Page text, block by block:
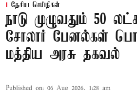
தேசிய செய்திகள்
நாடு முழுவதும் 50
சோலார் பேனல்கள்
மத்திய அரசு தகவல்
Published on: 06 Aug 2026, 1:28 am